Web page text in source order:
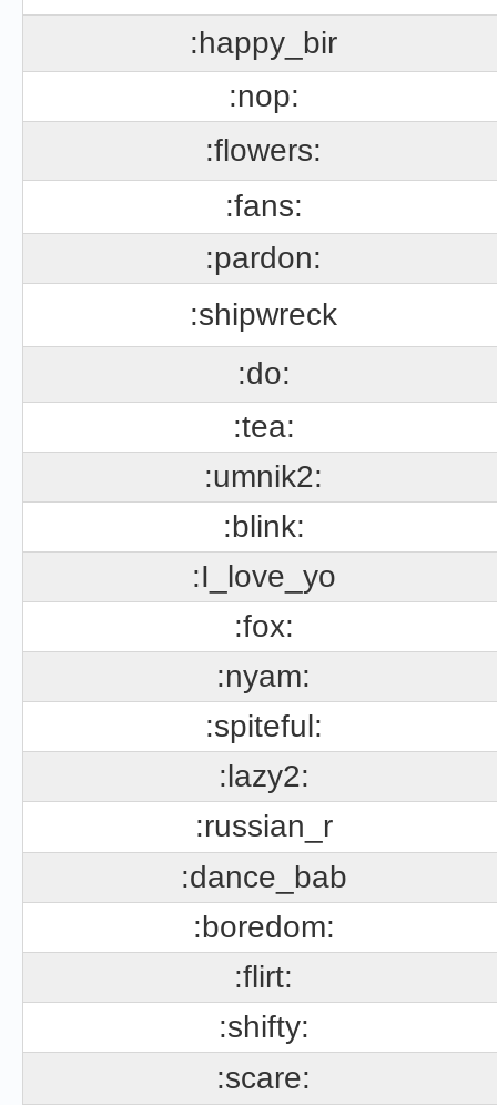
:happy_bir
:nop:
:flowers:
:fans:
:pardon:
:shipwreck
:do:
:tea:
:umnik2:
:blink:
:I_love_yo
:fox:
:nyam:
:spiteful:
:lazy2:
:russian_r
:dance_bab
:boredom:
:flirt:
:shifty:
:scare: